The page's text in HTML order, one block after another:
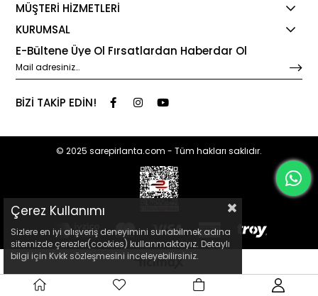
MÜŞTERİ HİZMETLERİ
KURUMSAL
E-Bültene Üye Ol Fırsatlardan Haberdar Ol
BİZİ TAKİP EDİN!
© 2025 sarepirlanta.com - Tüm hakları saklıdır.
Çerez Kullanımı
Sizlere en iyi alışveriş deneyimini sunabilmek adına
sitemizde çerezler(cookies) kullanmaktayız. Detaylı
bilgi için Kvkk sözleşmesini inceleyebilirsiniz.